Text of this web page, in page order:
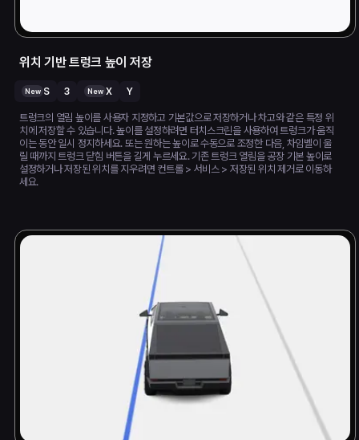
위치 기반 트렁크 높이 저장
New S 3 New X Y
트렁크의 열림 높이를 사용자 지정하고 기본값으로 저장하거나 차고와 같은 특정 위
치에 저장할 수 있습니다. 높이를 설정하려면 터치스크린을 사용하여 트렁크가 움직
이는 동안 일시 정지하세요. 또는 원하는 높이로 수동으로 조정한 다음, 차임벨이 울
릴 때까지 트렁크 닫힘 버튼을 길게 누르세요. 기존 트렁크 열림을 공장 기본 높이로
설정하거나 저장된 위치를 지우려면 컨트롤 > 서비스 > 저장된 위치 제거로 이동하
세요.